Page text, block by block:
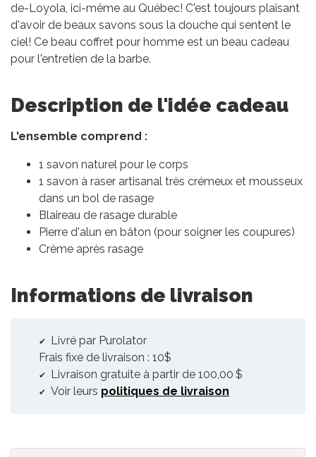
de-Loyola, ici-même au Québec! C'est toujours plaisant
d'avoir de beaux savons sous la douche qui sentent le
ciel! Ce beau coffret pour homme est un beau cadeau
pour l'entretien de la barbe.
Description de l'idée cadeau
L'ensemble comprend :
1 savon naturel pour le corps
1 savon à raser artisanal très crémeux et mousseux
dans un bol de rasage
Blaireau de rasage durable
Pierre d'alun en bâton (pour soigner les coupures)
Crème après rasage
Informations de livraison
Livré par Purolator
Frais fixe de livraison : 10$
Livraison gratuite à partir de 100,00 $
Voir leurs politiques de livraison